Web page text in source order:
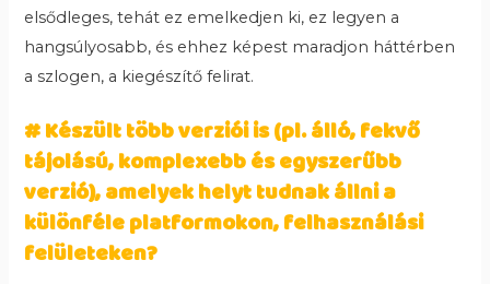
elsődleges, tehát ez emelkedjen ki, ez legyen a
hangsúlyosabb, és ehhez képest maradjon háttérben
a szlogen, a kiegészítő felirat.
# Készült több verziói is (pl. álló, fekvő
tájolású, komplexebb és egyszerűbb
verzió), amelyek helyt tudnak állni a
különféle platformokon, felhasználási
felületeken?